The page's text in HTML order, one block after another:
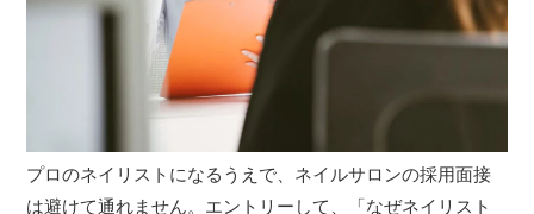
プロのネイリストになるうえで、ネイルサロンの採用面接
は避けて通れません。エントリーして、「なぜネイリスト